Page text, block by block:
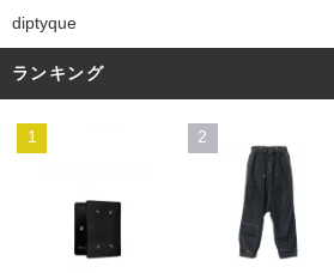
diptyque
ランキング
1 2